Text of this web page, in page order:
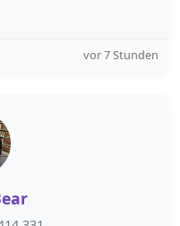
vor 7 Stunden